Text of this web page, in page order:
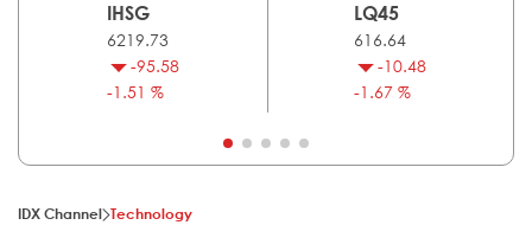
IHSG
6219.73
-95.58
-1.51 %
LQ45
616.64
-10.48
-1.67 %
IDX Channel Technology